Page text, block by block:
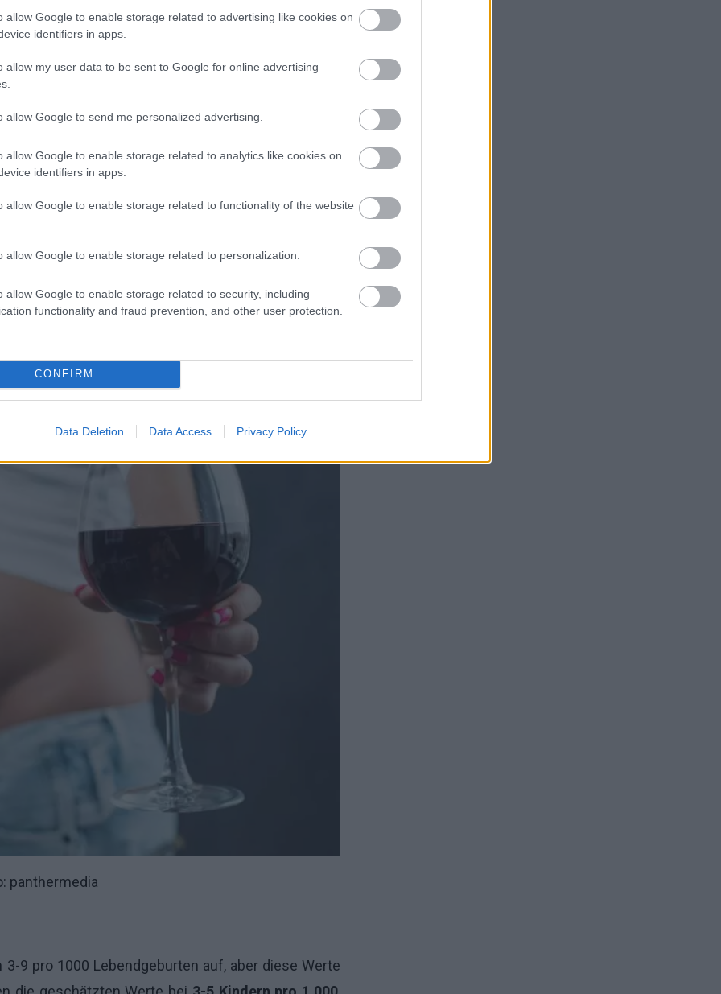
allow Google to enable storage related to advertising like cookies on
identifiers in apps.
allow my user data to be sent to Google for online advertising
allow Google to send me personalized advertising.
allow Google to enable storage related to analytics like cookies on
identifiers in apps.
allow Google to enable storage related to functionality of the website
allow Google to enable storage related to personalization.
allow Google to enable storage related to security, including
functionality and fraud prevention, and other user protection.
CONFIRM
Data Deletion Data Access Privacy Policy
hat starke teratogene Eigenschaften und eine
Darüber hinaus verursacht es eine
die zu schweren und tiefgreifenden
sogar stärker als bei Drogenkonsum).
Frauen gestellte Frage, wie viel Alkohol in der
Die Auswirkungen des Alkoholkonsums hängen
Entwicklungsstadium des Embryos ab. Es gilt die
einer
aber wie bereits erwähnt, ist nicht auszuschließen,
Schäden führen kann. Derzeit wird nach Faktoren
hinweisen, aber diese Forschung befindet sich in
panthermedia
9 pro 1000 Lebendgeburten auf, aber diese Werte